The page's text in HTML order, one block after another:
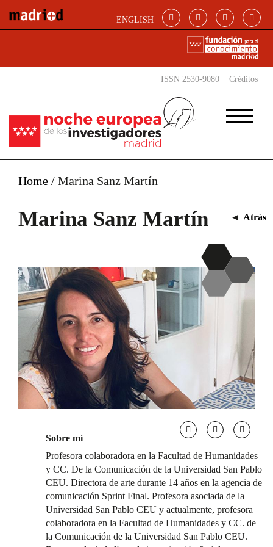
ENGLISH
ISSN 2530-9080 Créditos
Home / Marina Sanz Martín
Marina Sanz Martín ◄ Atrás
Sobre mí
Profesora colaboradora en la Facultad de Humanidades
y CC. De la Comunicación de la Universidad San Pablo
CEU. Directora de arte durante 14 años en la agencia de
comunicación Sprint Final. Profesora asociada de la
Universidad San Pablo CEU y actualmente, profesora
colaboradora en la Facultad de Humanidades y CC. de
la Comunicación de la Universidad San Pablo CEU.